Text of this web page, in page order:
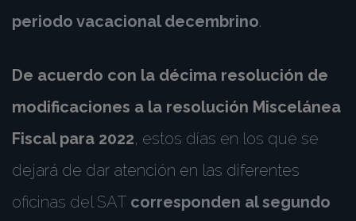
periodo vacacional decembrino.
De acuerdo con la décima resolución de
modificaciones a la resolución Miscelánea
Fiscal para 2022, estos días en los que se
dejará de dar atención en las diferentes
oficinas del SAT corresponden al segundo